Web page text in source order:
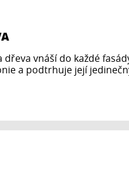
dřeva vnáší do každé
a podtrhuje její